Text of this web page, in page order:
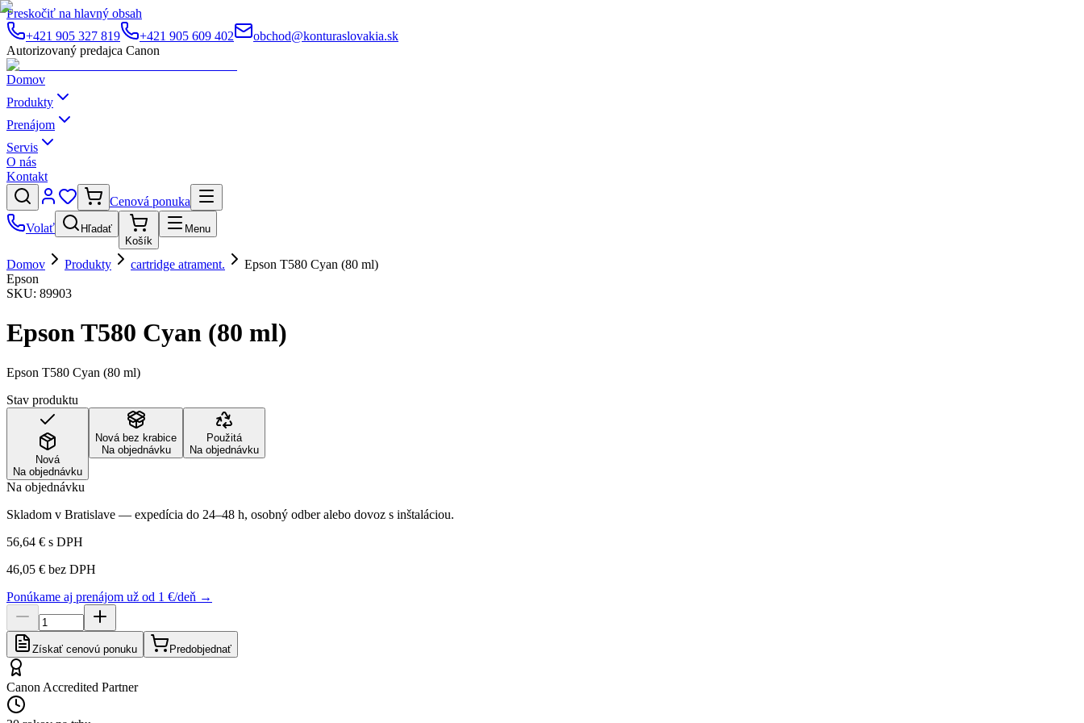
Preskočiť na hlavný obsah
+421 905 327 819
+421 905 609 402
obchod@konturaslovakia.sk
Autorizovaný predajca Canon
Domov
Produkty
Prenájom
Servis
O nás
Kontakt
Cenová ponuka
Volať
Hľadať
Košík
Menu
Domov Produkty cartridge atrament.
Epson T580 Cyan (80 ml)
Epson
SKU: 89903
Epson T580 Cyan (80 ml)
Epson T580 Cyan (80 ml)
Stav produktu
Nová
Na objednávku
Nová bez krabice
Na objednávku
Použitá
Na objednávku
Na objednávku
Skladom v Bratislave — expedícia do 24–48 h, osobný odber alebo dovoz s inštaláciou.
56,64 € s DPH
46,05 € bez DPH
Ponúkame aj prenájom už od 1 €/deň →
Získať cenovú ponuku Predobjednať
Canon Accredited Partner